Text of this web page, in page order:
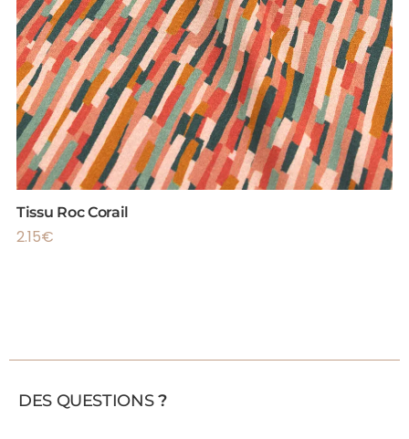
Tissu Roc Corail
2.15€
DES QUESTIONS?